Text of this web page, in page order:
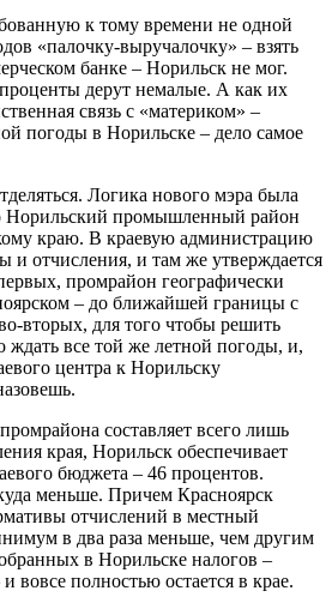
к тому времени не одной
«палочку-выручалочку» – взять
банке – Норильск не мог.
дерут немалые. А как их
связь с «материком» –
погоды в Норильске – дело самое
Логика нового мэра была
Норильский промышленный район
краю. В краевую администрацию
и отчисления, и там же утверждается
промрайон географически
– до ближайшей границы с
вторых, для того чтобы решить
все той же летной погоды, и,
центра к Норильску
составляет всего лишь
края, Норильск обеспечивает
бюджета – 46 процентов.
меньше. Причем Красноярск
отчислений в местный
в два раза меньше, чем другим
в Норильске налогов –
вовсе полностью остается в крае.